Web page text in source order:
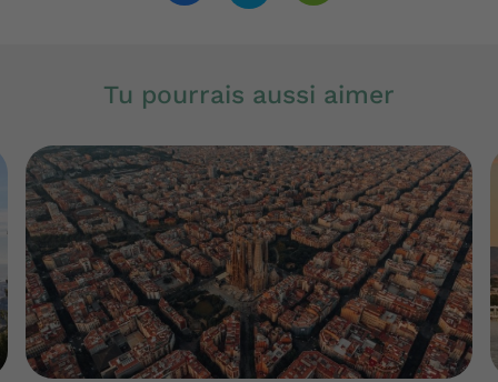
Tu pourrais aussi aimer